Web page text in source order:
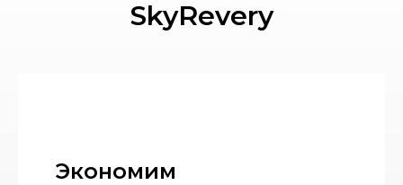
SkyRevery
Экономим